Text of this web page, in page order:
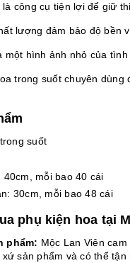
là công cụ tiện lợi để giữ
lượng đảm bảo độ bền
một hình ảnh nhỏ của
trong suốt chuyên
suốt
40cm, mỗi bao 40 cái
30cm, mỗi bao 48 cái
phụ kiện hoa tại
phẩm: Mộc Lan Viên
sản phẩm và có thể